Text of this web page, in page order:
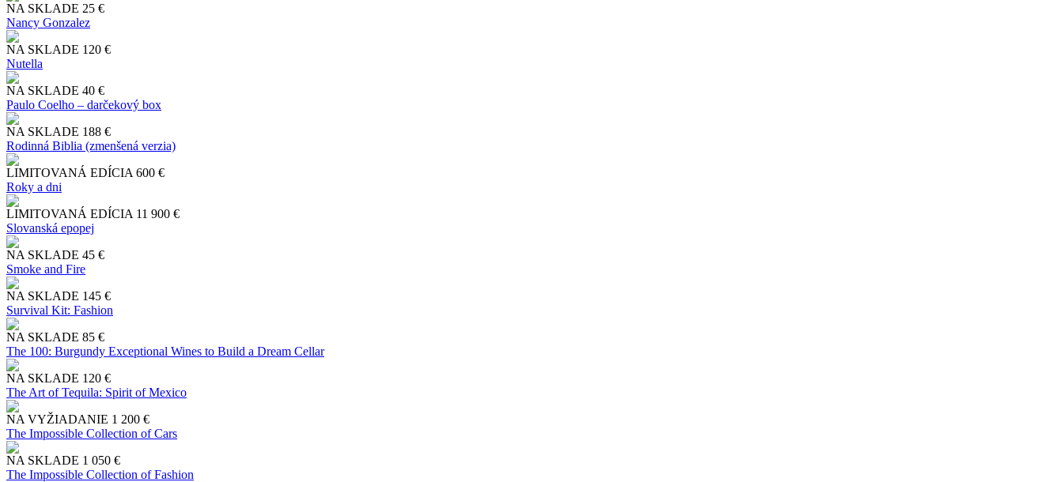
NA SKLADE 25 €
Nancy Gonzalez
NA SKLADE 120 €
Nutella
NA SKLADE 40 €
Paulo Coelho – darčekový box
NA SKLADE 188 €
Rodinná Biblia (zmenšená verzia)
LIMITOVANÁ EDÍCIA 600 €
Roky a dni
LIMITOVANÁ EDÍCIA 11 900 €
Slo​vanská epopej
NA SKLADE 45 €
Smoke and Fire
NA SKLADE 145 €
Survival Kit: Fashion
NA SKLADE 85 €
The 100: Burgundy Exceptional Wines to Build a Dream Cellar
NA SKLADE 120 €
The Art of Tequila: Spirit of Mexico
NA VYŽIADANIE 1 200 €
The Impossible Collection of Cars
NA SKLADE 1 050 €
The Impossible Collection of Fashion